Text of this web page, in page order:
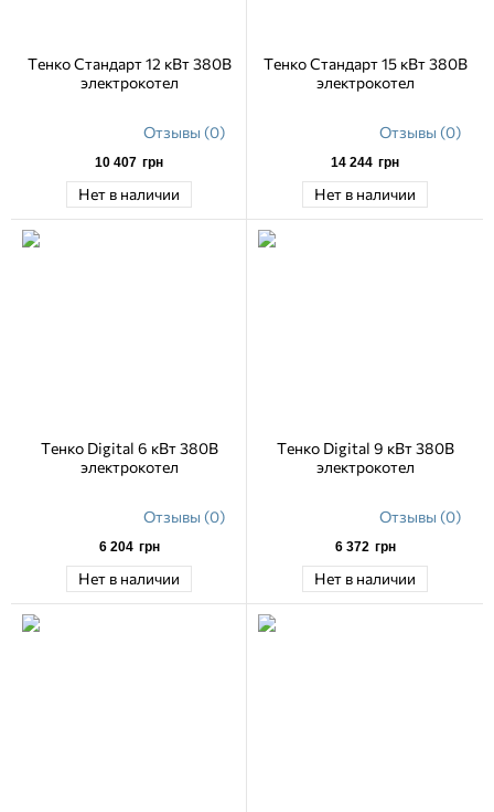
Тенко Стандарт 12 кВт 380В
электрокотел
Отзывы (0)
10 407 грн
Нет в наличии
Тенко Стандарт 15 кВт 380В
электрокотел
Отзывы (0)
14 244 грн
Нет в наличии
Тенко Digital 6 кВт 380В
электрокотел
Отзывы (0)
6 204 грн
Нет в наличии
Тенко Digital 9 кВт 380В
электрокотел
Отзывы (0)
6 372 грн
Нет в наличии